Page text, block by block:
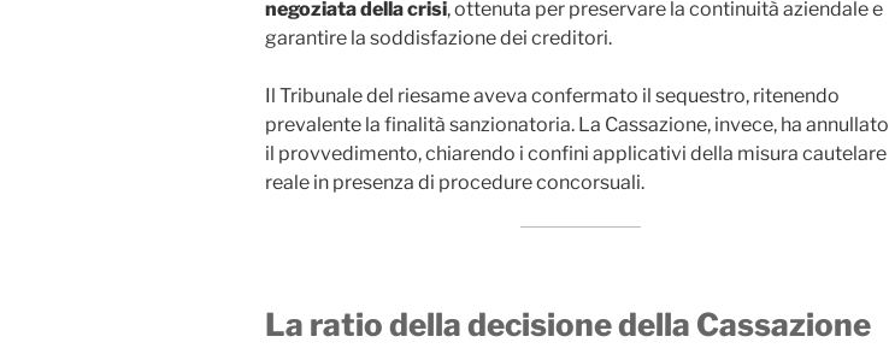
negoziata della crisi, ottenuta per preservare la continuità aziendale e
garantire la soddisfazione dei creditori.
Il Tribunale del riesame aveva confermato il sequestro, ritenendo
prevalente la finalità sanzionatoria. La Cassazione, invece, ha annullato
il provvedimento, chiarendo i confini applicativi della misura cautelare
reale in presenza di procedure concorsuali.
La ratio della decisione della Cassazione